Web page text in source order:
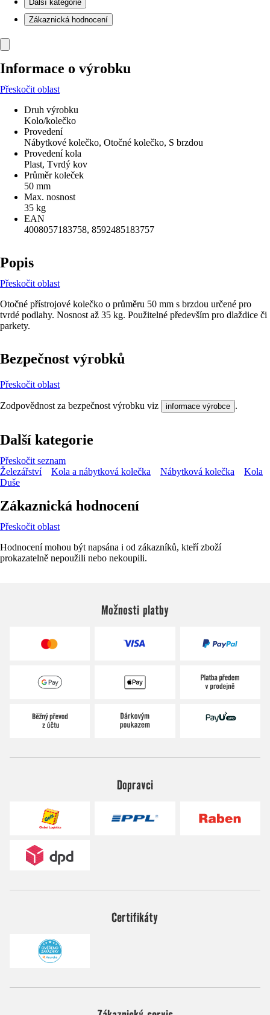
Další kategorie
Zákaznická hodnocení
Informace o výrobku
Přeskočit oblast
Druh výrobku
Kolo/kolečko
Provedení
Nábytkové kolečko, Otočné kolečko, S brzdou
Provedení kola
Plast, Tvrdý kov
Průměr koleček
50 mm
Max. nosnost
35 kg
EAN
4008057183758, 8592485183757
Popis
Přeskočit oblast
Otočné přístrojové kolečko o průměru 50 mm s brzdou určené pro
tvrdé podlahy. Nosnost až 35 kg. Použitelné především pro dlaždice či
parkety.
Bezpečnost výrobků
Přeskočit oblast
Zodpovědnost za bezpečnost výrobku viz informace výrobce .
Další kategorie
Přeskočit seznam
Železářství
Kola a nábytková kolečka Nábytková kolečka
Kola
Duše
Zákaznická hodnocení
Přeskočit oblast
Hodnocení mohou být napsána i od zákazníků, kteří zboží
prokazatelně nepoužili nebo nekoupili.
Možnosti platby
Dopravci
Certifikáty